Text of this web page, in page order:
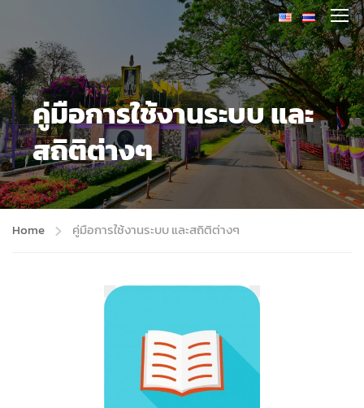
คู่มือการใช้งานระบบ และ
สถิติต่างๆ
Home คู่มือการใช้งานระบบ และสถิติต่างๆ